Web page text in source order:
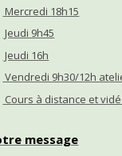
Mercredi 18h15
Jeudi 9h45
Jeudi 16h
Vendredi 9h30/12h
Cours à distance et
message